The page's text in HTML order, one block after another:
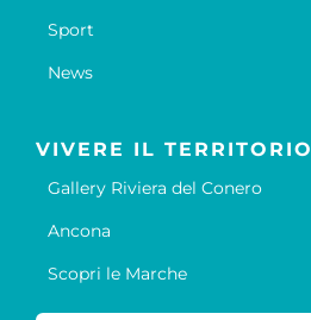
Sport
News
VIVERE IL TERRITORIO
Gallery Riviera del Conero
Ancona
Scopri le Marche